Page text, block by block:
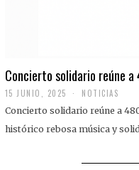
Concierto solidario reúne a
15 JUNIO, 2025 NOTICIAS
Concierto solidario reúne a
histórico rebosa música y